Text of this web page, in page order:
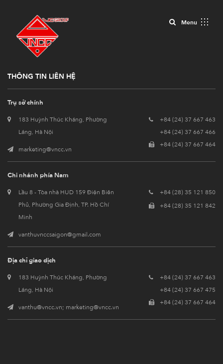
MenuClose
THÔNG TIN LIÊN HỆ
Trụ sở chính
183 Huỳnh Thúc Kháng, Phường
Láng, Hà Nội
marketing@vncc.vn
+84 (24) 37 667 463
+84 (24) 37 667 466
+84 (24) 37 667 464
Chi nhánh phía Nam
Lầu 8 - Tòa nhà HUD 159 Điện Biên
Phủ, Phường Gia Định, TP. Hồ Chí
Minh
vanthuvnccsaigon@gmail.com
+84 (28) 35 121 850
+84 (28) 35 121 842
Địa chỉ giao dịch
183 Huỳnh Thúc Kháng, Phường
Láng, Hà Nội
vanthu@vncc.vn; marketing@vncc.vn
+84 (24) 37 667 463
+84 (24) 37 667 475
+84 (24) 37 667 464